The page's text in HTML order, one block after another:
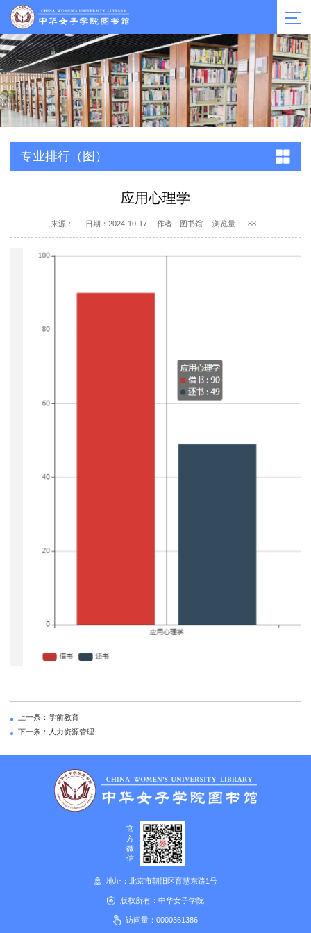
专业排行（图）
应用心理学
来源： 日期：2024-10-17 作者：图书馆 浏览量： 88
上一条：学前教育
下一条：人力资源管理
地址：北京市朝阳区育慧东路1号
版权所有：中华女子学院
访问量：0000361386
官
方
微
信